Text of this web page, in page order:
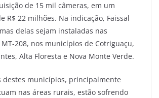
de 15 mil câmeras, em um
R$ 22 milhões. Na indicação, Faissal
delas sejam instaladas nas
208, nos municípios de Cotriguaçu,
Alta Floresta e Nova Monte Verde.
destes municípios, principalmente
nas áreas rurais, estão sofrendo